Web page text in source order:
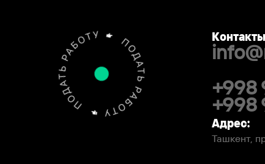
+998
+998
Адрес:
Ташкент,